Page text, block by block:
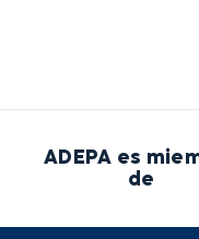
ADEPA es
de